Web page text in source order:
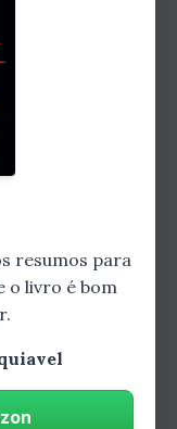
eficiente. Isso
de armas e
de
Maquiavel
de
uma
resumos para
o livro é bom